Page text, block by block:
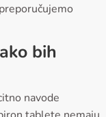
bih
navode